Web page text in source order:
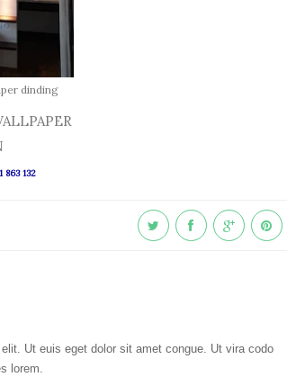
dinding
863 132
Ut euis eget dolor sit amet congue. Ut vira codo
lorem.